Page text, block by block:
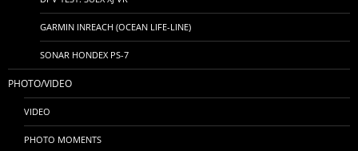
GARMIN INREACH (OCEAN LIFE-LINE)
SONAR HONDEX PS-7
PHOTO/VIDEO
VIDEO
PHOTO MOMENTS